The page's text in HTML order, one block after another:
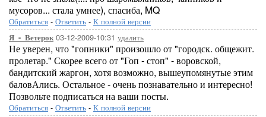
мусоров... стала умнее), спасиба, MQ
Обратиться - Ответить - К полной версии
Я_-_Ветерок03-12-2009-10:31 удалить
Не уверен, что "гопники" произошло от "городск. общежит.
пролетар." Скорее всего от "Гоп - стоп" - воровской,
бандитский жаргон, хотя возможно, вышеупомянутые этим
баловАлись. Остальное - очень познавательно и интересно!
Позвольте подписаться на ваши посты.
Обратиться - Ответить - К полной версии